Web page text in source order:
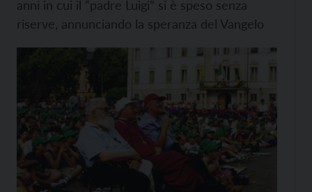
anni in cui il “padre Luigi” si è speso senza
riserve, annunciando la speranza del Vangelo